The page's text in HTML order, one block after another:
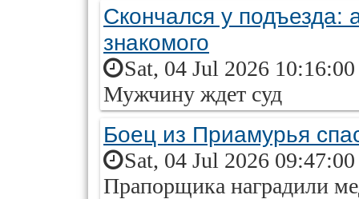
Скончался у подъезда:
знакомого
Sat, 04 Jul 2026
Мужчину ждет суд
Боец из Приамурья
Sat, 04 Jul 2026
Прапорщика наградили